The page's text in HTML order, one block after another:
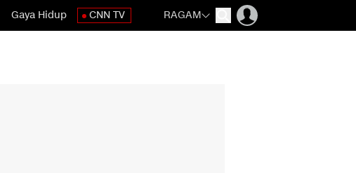
Gaya Hidup CNN TV RAGAM